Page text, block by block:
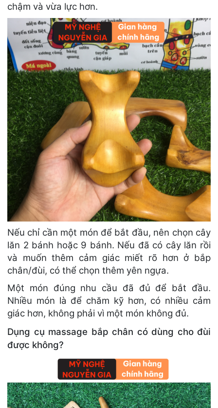
chậm và vừa lực hơn.
Nếu chỉ cần một món để bắt đầu, nên chọn cây
lăn 2 bánh hoặc 9 bánh. Nếu đã có cây lăn rồi
và muốn thêm cảm giác miết rõ hơn ở bắp
chân/đùi, có thể chọn thêm yên ngựa.
Một món đúng nhu cầu đã đủ để bắt đầu.
Nhiều món là để chăm kỹ hơn, có nhiều cảm
giác hơn, không phải vì một món không đủ.
Dụng cụ massage bắp chân có dùng cho đùi
được không?